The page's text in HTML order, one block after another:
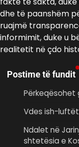
dhe të paanshëm
ruajmë
informimit, duke u
realitetit në çdo
Postime të fundit
Përkeqësohet
Vdes ish-
Ndalet në
shtetësia e